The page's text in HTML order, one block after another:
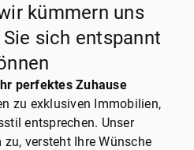
kümmern uns
sich entspannt
perfektes Zuhause
zu exklusiven Immobilien,
entsprechen. Unser
versteht Ihre Wünsche